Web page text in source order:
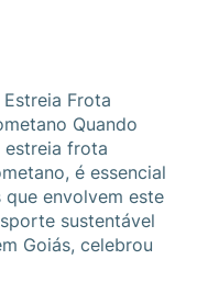
Frota
Quando
estreia frota
é essencial
envolvem este
sustentável
Goiás, celebrou